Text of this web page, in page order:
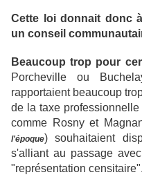
Cette loi donnait donc
un conseil
Beaucoup trop pour
Porcheville ou
rapportaient beaucoup
de la taxe
comme Rosny et
l'époque) souhaitaient
s'alliant au passage
"représentation censitaire".